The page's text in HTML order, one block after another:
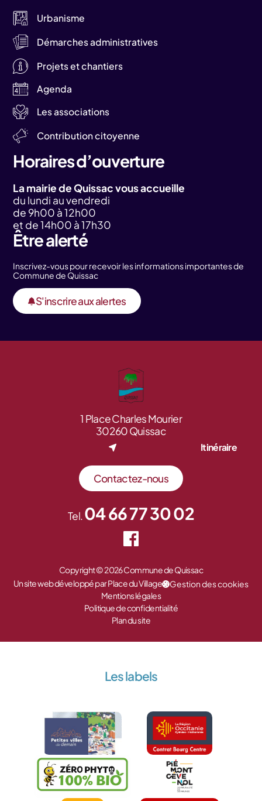
Urbanisme
Démarches administratives
Projets et chantiers
Agenda
Les associations
Contribution citoyenne
Horaires d’ouverture
La mairie de Quissac vous accueille
du lundi au vendredi
de 9h00 à 12h00
et de 14h00 à 17h30
Être alerté
Inscrivez-vous pour recevoir les informations importantes de
Commune de Quissac
S'inscrire aux alertes
1 Place Charles Mourier
30260 Quissac
Itinéraire
Contactez-nous
Tel.04 66 77 30 02
Copyright © 2026 Commune de Quissac
Un site web développé par Place du Village
Gestion des cookies
Mentions légales
Politique de confidentialité
Plan du site
Les labels